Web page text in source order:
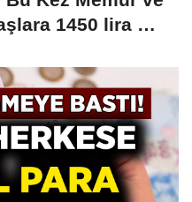
1450 lira Ek